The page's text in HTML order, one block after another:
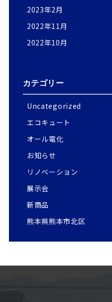
2023年2月
2022年11月
2022年10月
カテゴリー
Uncategorized
エコキュート
オール電化
お知らせ
リノベーション
展示会
新商品
熊本県熊本市北区